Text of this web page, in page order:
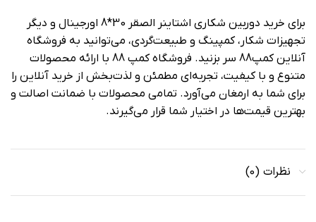
برای خرید دوربین شکاری اشتاینر الصقر 30*8 اورجینال و دیگر
تجهیزات شکار، کمپینگ و طبیعت‌گردی، می‌توانید به فروشگاه
آنلاین کمپ88 سر بزنید. فروشگاه کمپ 88 با ارائه محصولات
متنوع و با کیفیت، تجربه‌ای مطمئن و لذت‌بخش از خرید آنلاین را
برای شما به ارمغان می‌آورد. تمامی محصولات با ضمانت اصالت و
بهترین قیمت‌ها در اختیار شما قرار می‌گیرند.
نظرات (0)